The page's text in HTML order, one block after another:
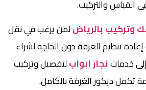
القياس والتركيب.
وتركيب بالرياضلمن يرغب في نقل
تنظيم الغرفة دون الحاجة لشراء
خدماتنجار ابوابلتفصيل وتركيب
تكمل ديكور الغرفة بالكامل.